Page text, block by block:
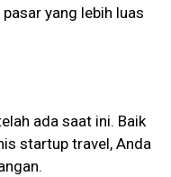
yang lebih luas
ada saat ini. Baik
startup travel, Anda